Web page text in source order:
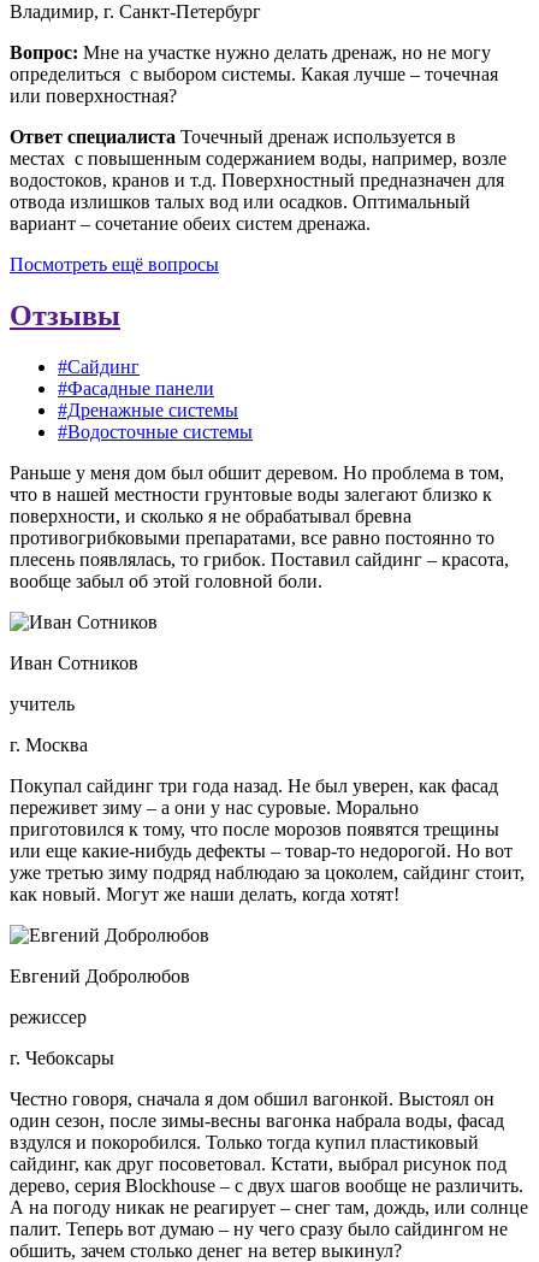
Владимир, г. Санкт-Петербург
Вопрос: Мне на участке нужно делать дренаж, но не могу
определиться с выбором системы. Какая лучше – точечная
или поверхностная?
Ответ специалиста Точечный дренаж используется в
местах с повышенным содержанием воды, например, возле
водостоков, кранов и т.д. Поверхностный предназначен для
отвода излишков талых вод или осадков. Оптимальный
вариант – сочетание обеих систем дренажа.
Посмотреть ещё вопросы
Отзывы
#Сайдинг
#Фасадные панели
#Дренажные системы
#Водосточные системы
Раньше у меня дом был обшит деревом. Но проблема в том,
что в нашей местности грунтовые воды залегают близко к
поверхности, и сколько я не обрабатывал бревна
противогрибковыми препаратами, все равно постоянно то
плесень появлялась, то грибок. Поставил сайдинг – красота,
вообще забыл об этой головной боли.
Иван Сотников
учитель
г. Москва
Покупал сайдинг три года назад. Не был уверен, как фасад
переживет зиму – а они у нас суровые. Морально
приготовился к тому, что после морозов появятся трещины
или еще какие-нибудь дефекты – товар-то недорогой. Но вот
уже третью зиму подряд наблюдаю за цоколем, сайдинг стоит,
как новый. Могут же наши делать, когда хотят!
Евгений Добролюбов
режиссер
г. Чебоксары
Честно говоря, сначала я дом обшил вагонкой. Выстоял он
один сезон, после зимы-весны вагонка набрала воды, фасад
вздулся и покоробился. Только тогда купил пластиковый
сайдинг, как друг посоветовал. Кстати, выбрал рисунок под
дерево, серия Blockhouse – с двух шагов вообще не различить.
А на погоду никак не реагирует – снег там, дождь, или солнце
палит. Теперь вот думаю – ну чего сразу было сайдингом не
обшить, зачем столько денег на ветер выкинул?